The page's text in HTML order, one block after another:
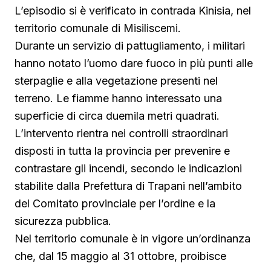
L’episodio si è verificato in contrada Kinisia, nel
territorio comunale di Misiliscemi.
Durante un servizio di pattugliamento, i militari
hanno notato l’uomo dare fuoco in più punti alle
sterpaglie e alla vegetazione presenti nel
terreno. Le fiamme hanno interessato una
superficie di circa duemila metri quadrati.
L’intervento rientra nei controlli straordinari
disposti in tutta la provincia per prevenire e
contrastare gli incendi, secondo le indicazioni
stabilite dalla Prefettura di Trapani nell’ambito
del Comitato provinciale per l’ordine e la
sicurezza pubblica.
Nel territorio comunale è in vigore un’ordinanza
che, dal 15 maggio al 31 ottobre, proibisce